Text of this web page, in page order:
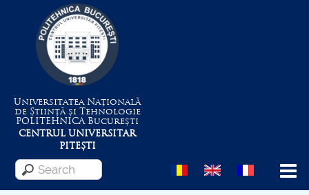
Universitatea Națională
de Știință și Tehnologie
POLITEHNICABucurești
CENTRUL UNIVERSITAR
PITEȘTI
Menu